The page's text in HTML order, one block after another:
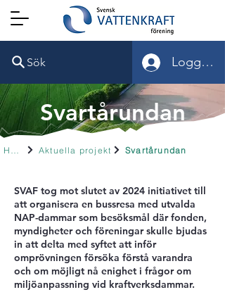
Sök Logga in
Svartårundan
Aktuella projekt Svartårundan
SVAF tog mot slutet av 2024 initiativet till
att organisera en bussresa med utvalda
NAP-dammar som besöksmål där fonden,
myndigheter och föreningar skulle bjudas
in att delta med syftet att inför
omprövningen försöka förstå varandra
och om möjligt nå enighet i frågor om
miljöanpassning vid kraftverksdammar.